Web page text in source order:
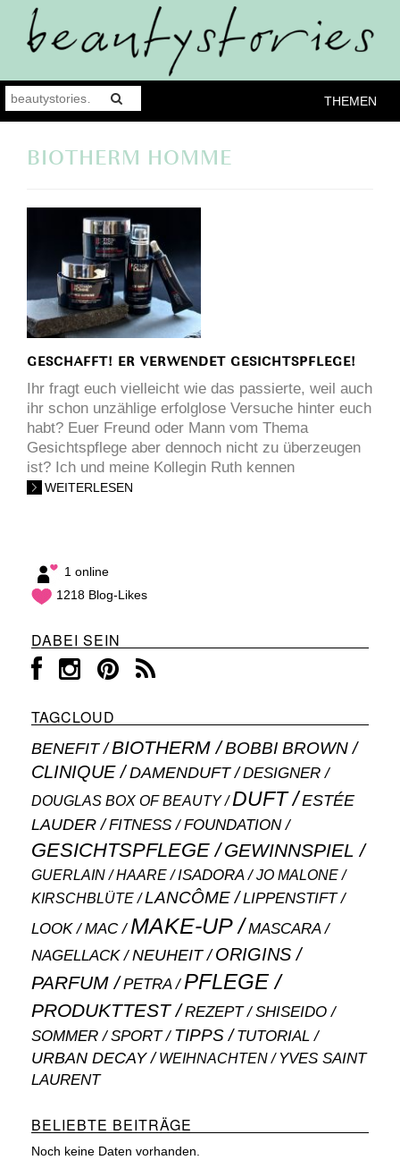
THEMEN
BIOTHERM HOMME
GESCHAFFT! ER VERWENDET GESICHTSPFLEGE!
Ihr fragt euch vielleicht wie das passierte, weil auch
ihr schon unzählige erfolglose Versuche hinter euch
habt? Euer Freund oder Mann vom Thema
Gesichtspflege aber dennoch nicht zu überzeugen
ist? Ich und meine Kollegin Ruth kennen
WEITERLESEN
1 online
1218 Blog-Likes
DABEI SEIN
TAGCLOUD
BENEFIT BIOTHERM BOBBI BROWN
CLINIQUE DAMENDUFT DESIGNER
DOUGLAS BOX OF BEAUTY DUFT
ESTÉE
LAUDER
FITNESS FOUNDATION
GESICHTSPFLEGE GEWINNSPIEL
GUERLAIN HAARE ISADORA JO MALONE
KIRSCHBLÜTE LANCÔME LIPPENSTIFT
LOOK MAC MAKE-UP MASCARA
NAGELLACK NEUHEIT ORIGINS
PARFUM PETRA PFLEGE
PRODUKTTEST REZEPT SHISEIDO
SOMMER SPORT TIPPS TUTORIAL
URBAN DECAY WEIHNACHTEN
YVES SAINT
LAURENT
BELIEBTE BEITRÄGE
Noch keine Daten vorhanden.